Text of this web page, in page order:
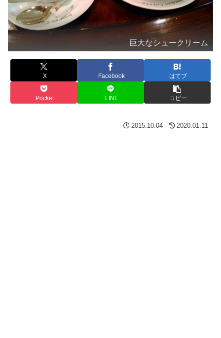
巨大なシュークリーム
X Facebook はてブ
Pocket LINE コピー
2015.10.04 2020.01.11